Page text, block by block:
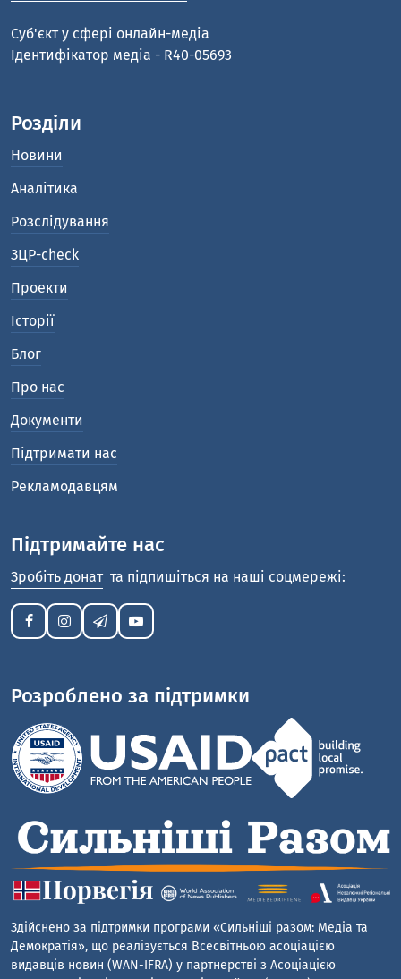
Cуб'єкт у сфері онлайн-медіа
Ідентифікатор медіа - R40-05693
Розділи
Новини
Аналітика
Розслідування
ЗЦР-check
Проекти
Історії
Блог
Про нас
Документи
Підтримати нас
Рекламодавцям
Підтримайте нас
Зробіть донат та підпишіться на наші соцмережі:
Розроблено за підтримки
Здійснено за підтримки програми «Сильніші разом: Медіа та
Демократія», що реалізується Всесвітньою асоціацією
видавців новин (WAN-IFRA) у партнерстві з Асоціацією